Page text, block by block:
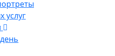
услуг